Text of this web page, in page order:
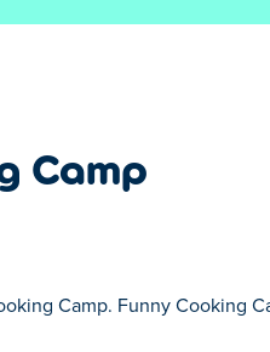
Camp
Camp. Funny Cooking